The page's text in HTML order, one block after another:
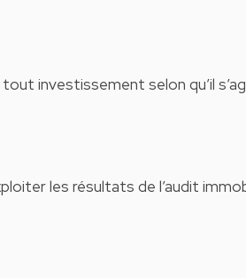
investissement selon qu’il
les résultats de l’audit